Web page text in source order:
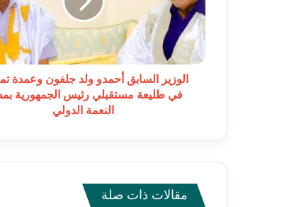
جلفون
وعمدة
تمبدغه
طليعة
مستقبليالوزير السابق أحمدو ولد جلفون وعمدة
في طليعة مستقبلي رئيس الجمهورية
النعمة الدولي
مقالات ذات صلة